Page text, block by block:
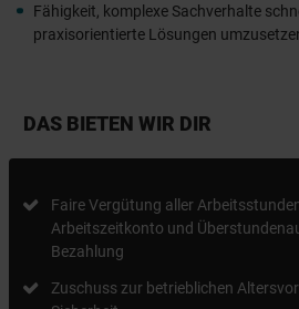
Fähigkeit, komplexe Sachverhalte
praxisorientierte Lösungen
DAS BIETEN WIR DIR
Faire Vergütung aller
Arbeitszeitkonto und
Bezahlung
Zuschuss zur betrieblichen